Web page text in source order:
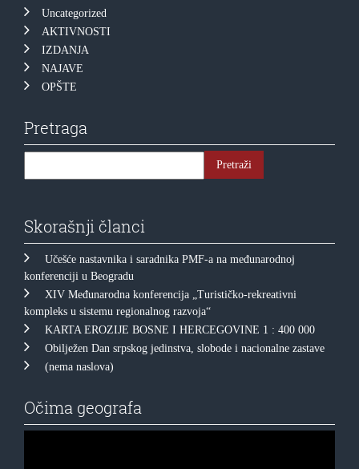
Uncategorized
AKTIVNOSTI
IZDANJA
NAJAVE
OPŠTE
Pretraga
Skorašnji članci
Učešće nastavnika i saradnika PMF-a na međunarodnoj
konferenciji u Beogradu
XIV Međunarodna konferencija „Turističko-rekreativni
kompleks u sistemu regionalnog razvoja“
KARTA EROZIJE BOSNE I HERCEGOVINE 1 : 400 000
Obilježen Dan srpskog jedinstva, slobode i nacionalne zastave
(nema naslova)
Očima geografa